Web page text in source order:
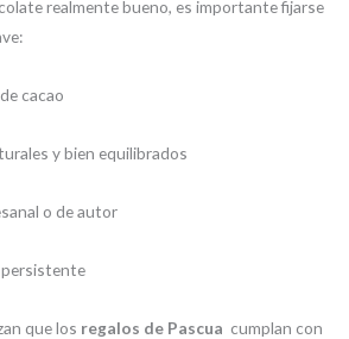
realmente bueno, es importante fijarse
cacao
y bien equilibrados
o de autor
que los regalos de Pascua cumplan con